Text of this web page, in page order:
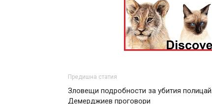
Предишна статия
Зловещи подробности за убития полицай.
Демерджиев проговори